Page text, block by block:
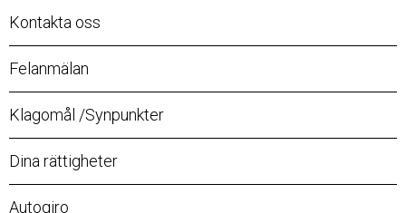
Kontakta oss
Felanmälan
Klagomål /Synpunkter
Dina rättigheter
Autogiro